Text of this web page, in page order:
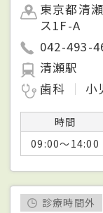
東京都清
ス1F-A
042-493-
清瀬駅
歯科
小
時間
09:00～14:00
診療時間外